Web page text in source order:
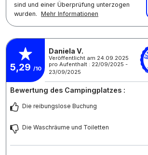
sind und einer Überprüfung unterzogen
wurden. Mehr Informationen
5,29 /10
Daniela V.
Veröffentlicht am 24.09.2025
pro Aufenthalt : 22/09/2025 -
23/09/2025
Bewertung des Campingplatzes :
Die reibungslose Buchung
Die Waschräume und Toiletten